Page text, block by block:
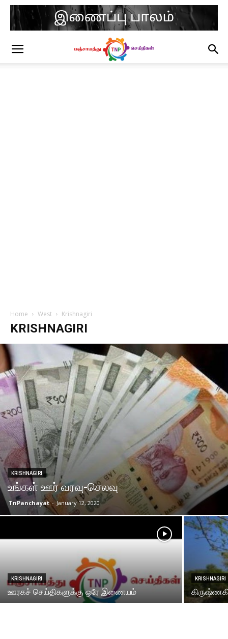
Home West Krishnagiri
KRISHNAGIRI
KRISHNAGIRI
உங்கள் ஊர் வரவு-செலவு
TnPanchayat - January 12, 2020
KRISHNAGIRI
ஊரகச் செய்திகளுக்கு ஒரே இணையம்
KRISHNAGIRI